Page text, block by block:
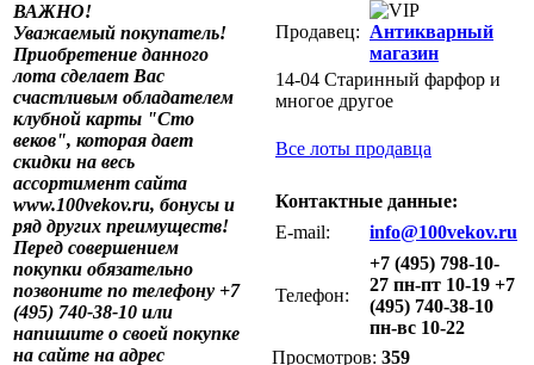
ВАЖНО!
Уважаемый покупатель!
Приобретение данного
лота сделает Вас
счастливым обладателем
клубной карты "Сто
веков", которая дает
скидки на весь
ассортимент сайта
www.100vekov.ru, бонусы и
ряд других преимуществ!
Перед совершением
покупки обязательно
позвоните по телефону +7
(495) 740-38-10 или
напишите о своей покупке
на сайте на адрес
Продавец: Антикварный
магазин
14-04 Старинный фарфор и
многое другое
Все лоты продавца
Контактные данные:
E-mail:
info@100vekov.ru
Телефон:
+7 (495) 798-10-
27 пн-пт 10-19 +7
(495) 740-38-10
пн-вс 10-22
Просмотров: 359